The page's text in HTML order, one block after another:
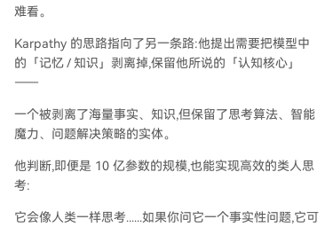
难看。
Karpathy 的思路指向了另一条路:他提出需要把模型中
的「记忆 / 知识」剥离掉,保留他所说的「认知核心」
——
一个被剥离了海量事实、知识,但保留了思考算法、智能
魔力、问题解决策略的实体。
他判断,即便是 10 亿参数的规模,也能实现高效的类人思
考:
它会像人类一样思考......如果你问它一个事实性问题,它可